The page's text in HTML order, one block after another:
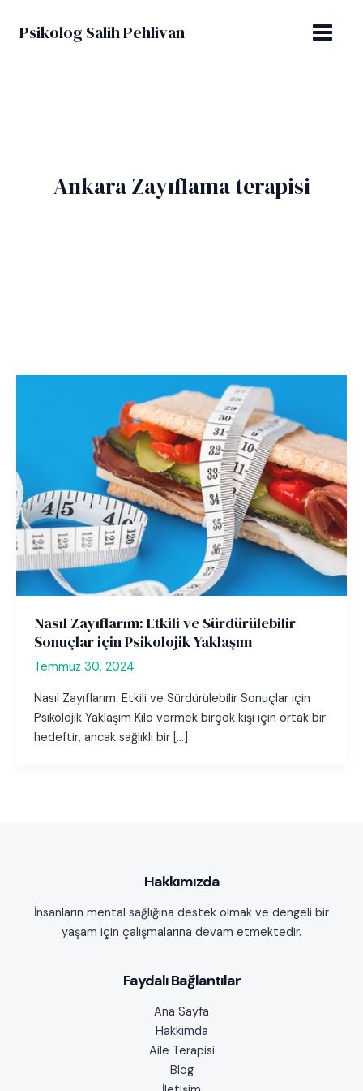
atlaPsikolog Salih Pehlivan
MENU
Ankara Zayıflama terapisi
Nasıl Zayıflarım: Etkili ve Sürdürülebilir
Sonuçlar için Psikolojik Yaklaşım
Temmuz 30, 2024
Nasıl Zayıflarım: Etkili ve Sürdürülebilir Sonuçlar için
Psikolojik Yaklaşım Kilo vermek birçok kişi için ortak bir
hedeftir, ancak sağlıklı bir […]
Hakkımızda
İnsanların mental sağlığına destek olmak ve dengeli bir
yaşam için çalışmalarına devam etmektedir.
Faydalı Bağlantılar
Ana Sayfa
Hakkımda
Aile Terapisi
Blog